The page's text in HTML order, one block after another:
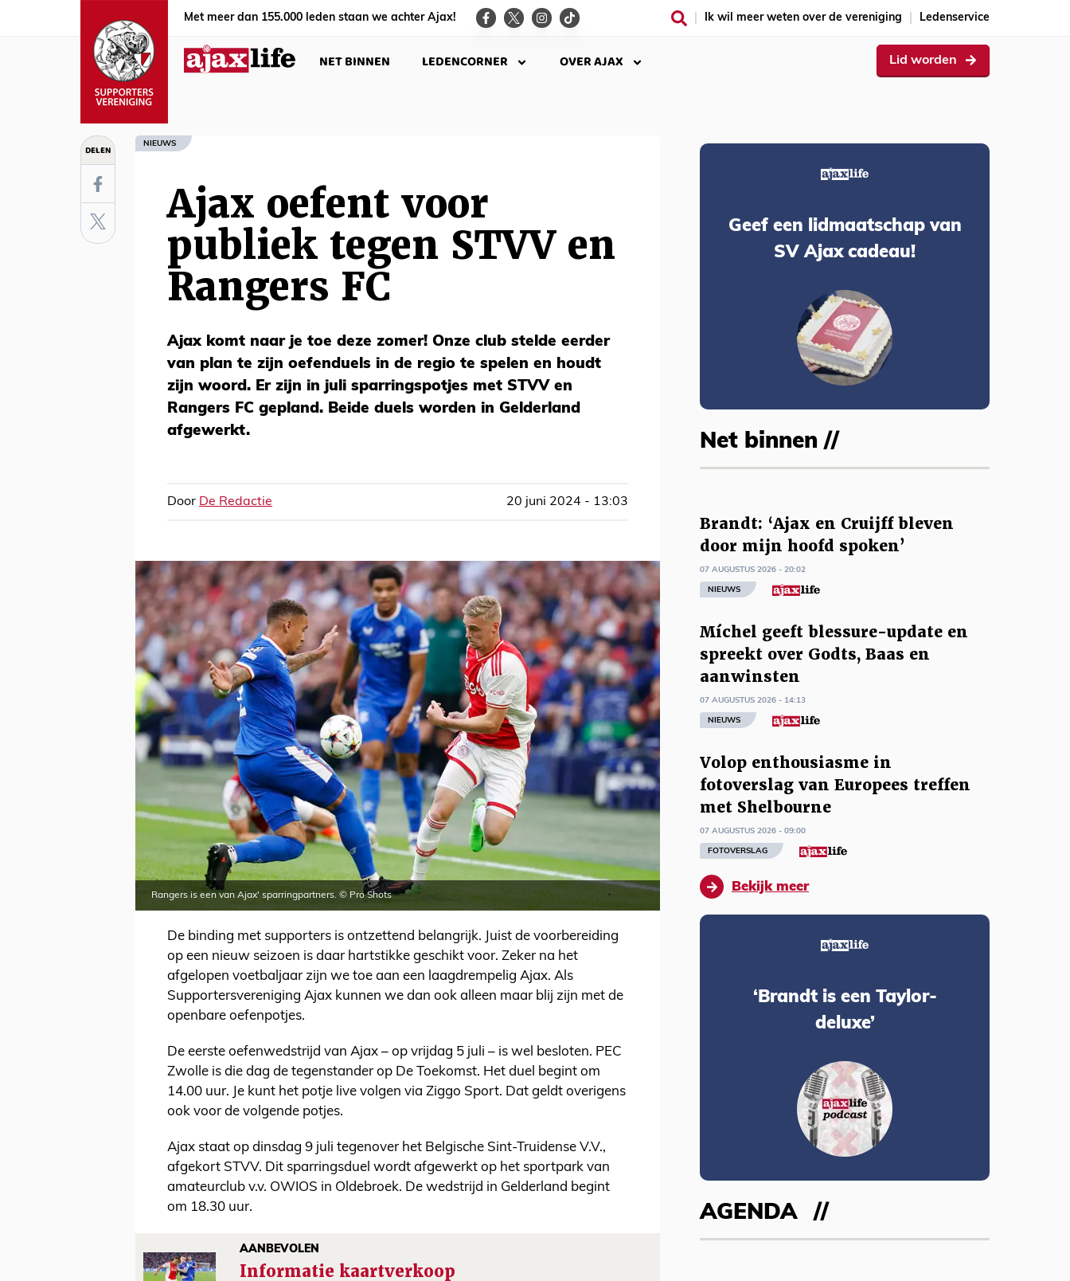
Met meer dan 155.000 leden staan we achter Ajax! Ik wil meer weten over de vereniging Ledenservice
NET BINNEN LEDENCORNER OVER AJAX Lid worden
DELEN NIEUWS
Ajax oefent voor
publiek tegen STVV en
Rangers FC
Ajax komt naar je toe deze zomer! Onze club stelde eerder
van plan te zijn oefenduels in de regio te spelen en houdt
zijn woord. Er zijn in juli sparringspotjes met STVV en
Rangers FC gepland. Beide duels worden in Gelderland
afgewerkt.
Door De Redactie 20 juni 2024 - 13:03
Rangers is een van Ajax' sparringpartners. © Pro Shots
De binding met supporters is ontzettend belangrijk. Juist de voorbereiding
op een nieuw seizoen is daar hartstikke geschikt voor. Zeker na het
afgelopen voetbaljaar zijn we toe aan een laagdrempelig Ajax. Als
Supportersvereniging Ajax kunnen we dan ook alleen maar blij zijn met de
openbare oefenpotjes.
De eerste oefenwedstrijd van Ajax – op vrijdag 5 juli – is wel besloten. PEC
Zwolle is die dag de tegenstander op De Toekomst. Het duel begint om
14.00 uur. Je kunt het potje live volgen via Ziggo Sport. Dat geldt overigens
ook voor de volgende potjes.
Ajax staat op dinsdag 9 juli tegenover het Belgische Sint-Truidense V.V.,
afgekort STVV. Dit sparringsduel wordt afgewerkt op het sportpark van
amateurclub v.v. OWIOS in Oldebroek. De wedstrijd in Gelderland begint
om 18.30 uur.
AANBEVOLEN
Informatie kaartverkoop
Geef een lidmaatschap van
SV Ajax cadeau!
Net binnen //
Brandt: ‘Ajax en Cruijff bleven
door mijn hoofd spoken’
07 AUGUSTUS 2026 - 20:02
NIEUWS
Míchel geeft blessure-update en
spreekt over Godts, Baas en
aanwinsten
07 AUGUSTUS 2026 - 14:13
NIEUWS
Volop enthousiasme in
fotoverslag van Europees treffen
met Shelbourne
07 AUGUSTUS 2026 - 09:00
FOTOVERSLAG
Bekijk meer
‘Brandt is een Taylor-
deluxe’
AGENDA